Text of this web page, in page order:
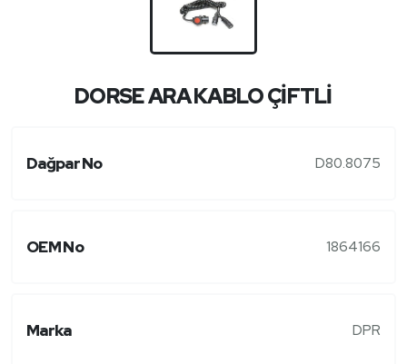
DORSE ARA KABLO ÇİFTLİ
Dağpar No D80.8075
OEM No 1864166
Marka DPR